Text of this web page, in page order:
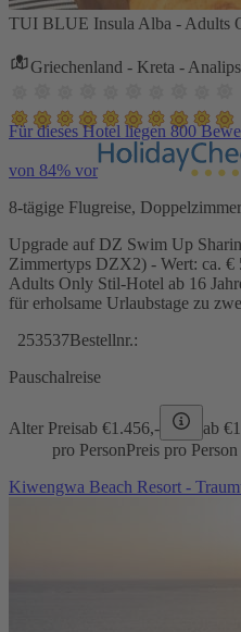
TUI BLUE Insula Alba - Adults
Griechenland - Kreta -
Für dieses Hotel liegen 800
von 84% vor
8-tägige Flugreise,
Upgrade auf DZ Swim Up
Zimmertyps DZX2) - Wert: ca. €
Adults Only Stil-Hotel ab 16
für erholsame Urlaubstage zu
253537Bestellnr.:
Pauschalreise
Alter Preisab €1.456,- ab €
pro PersonPreis pro Person
Kiwengwa Beach Resort -